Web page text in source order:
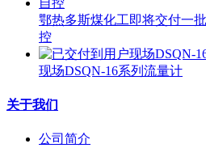
鄂热多斯煤化工即将交付一
控
现场DSQN-16系列流量计
关于我们
公司简介